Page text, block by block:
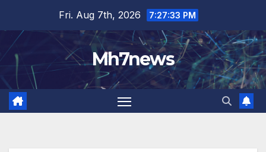
content
Fri. Aug 7th, 2026 7:27:33 PM
Mh7news